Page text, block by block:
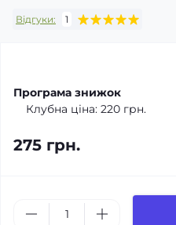
Відгуки: 1
Програма знижок
Клубна ціна: 220 грн.
275 грн.